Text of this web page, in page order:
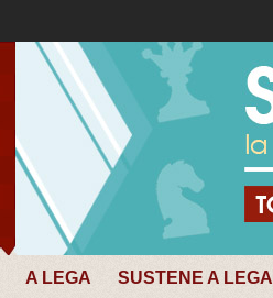
A LEGA SUSTENE A LEGA